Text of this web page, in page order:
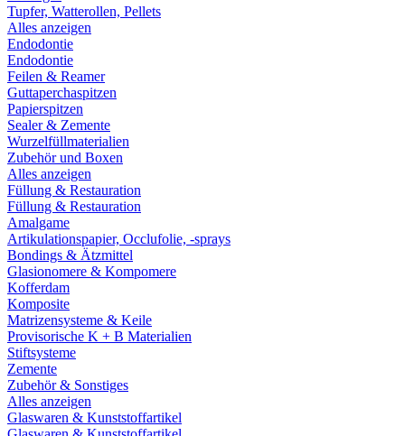
Tupfer, Watterollen, Pellets
Alles anzeigen
Endodontie
Endodontie
Feilen & Reamer
Guttaperchaspitzen
Papierspitzen
Sealer & Zemente
Wurzelfüllmaterialien
Zubehör und Boxen
Alles anzeigen
Füllung & Restauration
Füllung & Restauration
Amalgame
Artikulationspapier, Occlufolie, -sprays
Bondings & Ätzmittel
Glasionomere & Kompomere
Kofferdam
Komposite
Matrizensysteme & Keile
Provisorische K + B Materialien
Stiftsysteme
Zemente
Zubehör & Sonstiges
Alles anzeigen
Glaswaren & Kunststoffartikel